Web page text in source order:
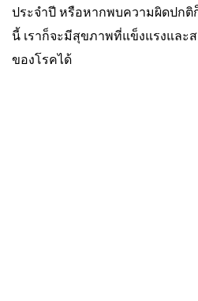
ประจำปี หรือหากพบความผิดปกติ
นี้ เราก็จะมีสุขภาพที่แข็งแรงและ
ของโรคได้